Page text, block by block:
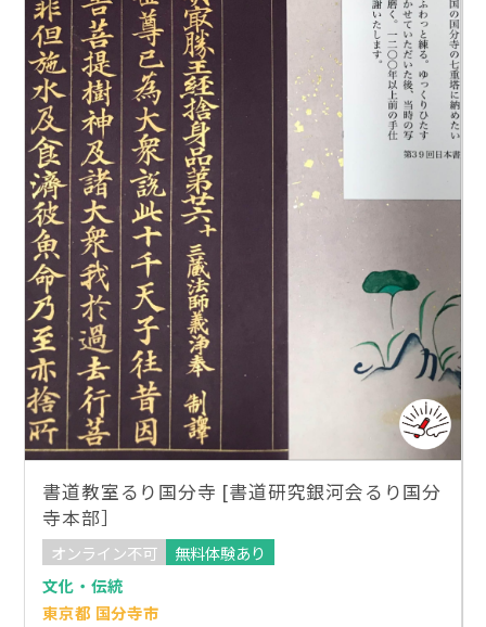
書道教室るり国分寺 [書道研究銀河会るり国分
寺本部］
オンライン不可
無料体験あり
文化・伝統
東京都 国分寺市